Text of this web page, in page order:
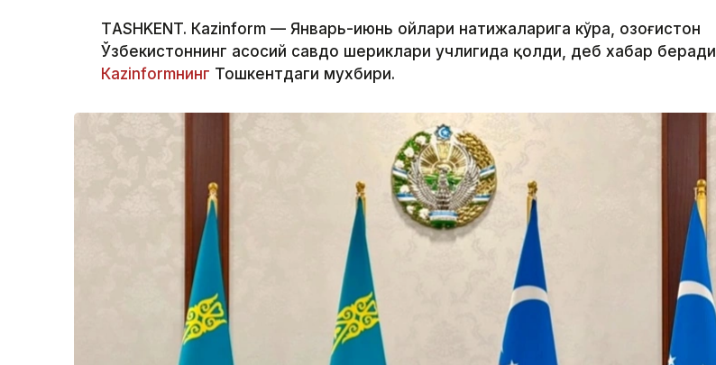
ТASHKENT. Кazinform — Январь-июнь ойлари натижаларига кўра, Қозоғистон
Ўзбекистоннинг асосий савдо шериклари учлигида қолди, деб хабар беради
Кazinformнинг Тошкентдаги мухбири.